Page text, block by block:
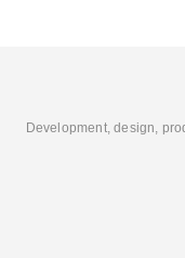
Development, design,